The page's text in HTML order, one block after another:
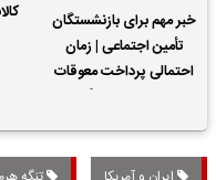
خبر مهم برای بازنشستگان
تأمین اجتماعی | زمان
احتمالی پرداخت معوقات